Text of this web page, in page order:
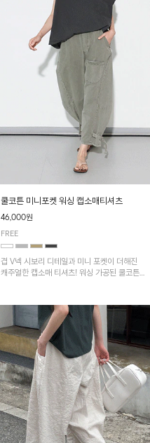
쿨코튼 미니포켓 워싱 캡소매티셔츠
46,000원
FREE
겹 V넥 시보리 디테일과 미니 포켓이 더해진
캐주얼한 캡소매 티셔츠! 워싱 가공된 쿨코튼